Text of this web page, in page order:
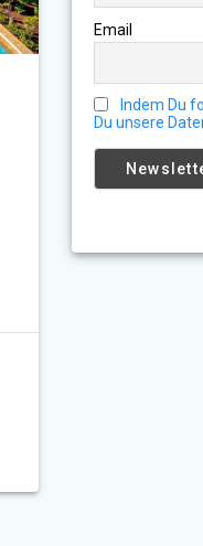
Email
Indem Du
Du unsere